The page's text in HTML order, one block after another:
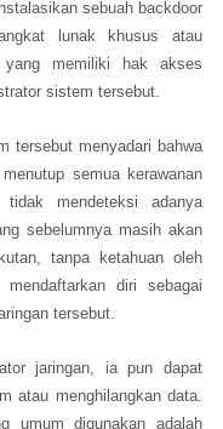
sebuah backdoor
lunak khusus atau
yang memiliki hak akses
sistem tersebut.
tersebut menyadari bahwa
semua kerawanan
mendeteksi adanya
sebelumnya masih akan
tanpa ketahuan oleh
diri sebagai
tersebut.
jaringan, ia pun dapat
atau menghilangkan data.
umum digunakan adalah